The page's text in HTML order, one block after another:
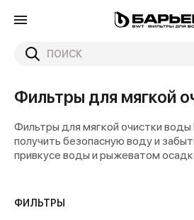
Фильтры для мягкой
Фильтры для мягкой очистки
получить безопасную воду и
привкусе воды и рыжеватом
ФИЛЬТРЫ